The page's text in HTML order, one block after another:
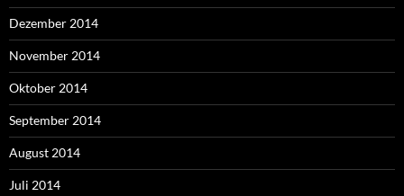
Dezember 2014
November 2014
Oktober 2014
September 2014
August 2014
Juli 2014